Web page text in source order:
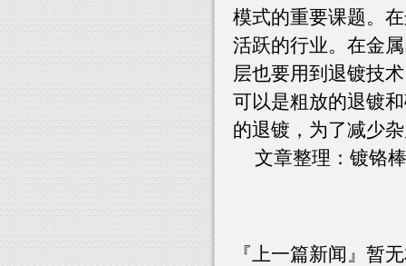
模式的重要课题。
活跃的行业。在金
层也要用到退镀技
可以是粗放的退镀
的退镀，为了减少
文章整理：镀铬
『上一篇新闻』暂